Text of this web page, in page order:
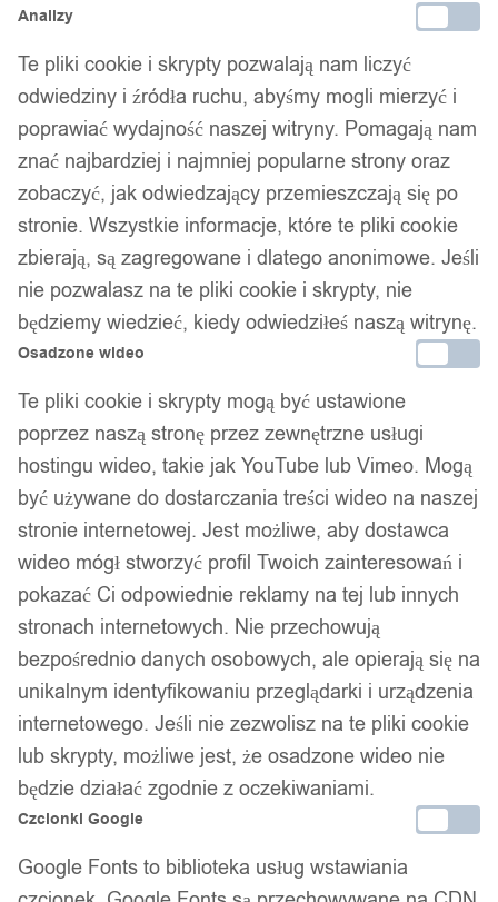
Twój zaufany marketplace oferujący najlepsze produkty
sprawdzonych marek. Bezpieczne zakupy z gwarancją jakości.
Facebook
Dane firmy:
Nazwa:IT&IMPORT Kajetan Sikorski
Adres:ul. Odkryta 37/9, 03-140 Warszawa
Analizy
Te pliki cookie i skrypty pozwalają nam liczyć
odwiedziny i źródła ruchu, abyśmy mogli mierzyć i
poprawiać wydajność naszej witryny. Pomagają nam
znać najbardziej i najmniej popularne strony oraz
zobaczyć, jak odwiedzający przemieszczają się po
stronie. Wszystkie informacje, które te pliki cookie
zbierają, są zagregowane i dlatego anonimowe. Jeśli
nie pozwalasz na te pliki cookie i skrypty, nie
będziemy wiedzieć, kiedy odwiedziłeś naszą witrynę.
Osadzone wideo
Te pliki cookie i skrypty mogą być ustawione
poprzez naszą stronę przez zewnętrzne usługi
hostingu wideo, takie jak YouTube lub Vimeo. Mogą
być używane do dostarczania treści wideo na naszej
stronie internetowej. Jest możliwe, aby dostawca
wideo mógł stworzyć profil Twoich zainteresowań i
pokazać Ci odpowiednie reklamy na tej lub innych
stronach internetowych. Nie przechowują
bezpośrednio danych osobowych, ale opierają się na
unikalnym identyfikowaniu przeglądarki i urządzenia
internetowego. Jeśli nie zezwolisz na te pliki cookie
lub skrypty, możliwe jest, że osadzone wideo nie
będzie działać zgodnie z oczekiwaniami.
Czcionki Google
Google Fonts to biblioteka usług wstawiania